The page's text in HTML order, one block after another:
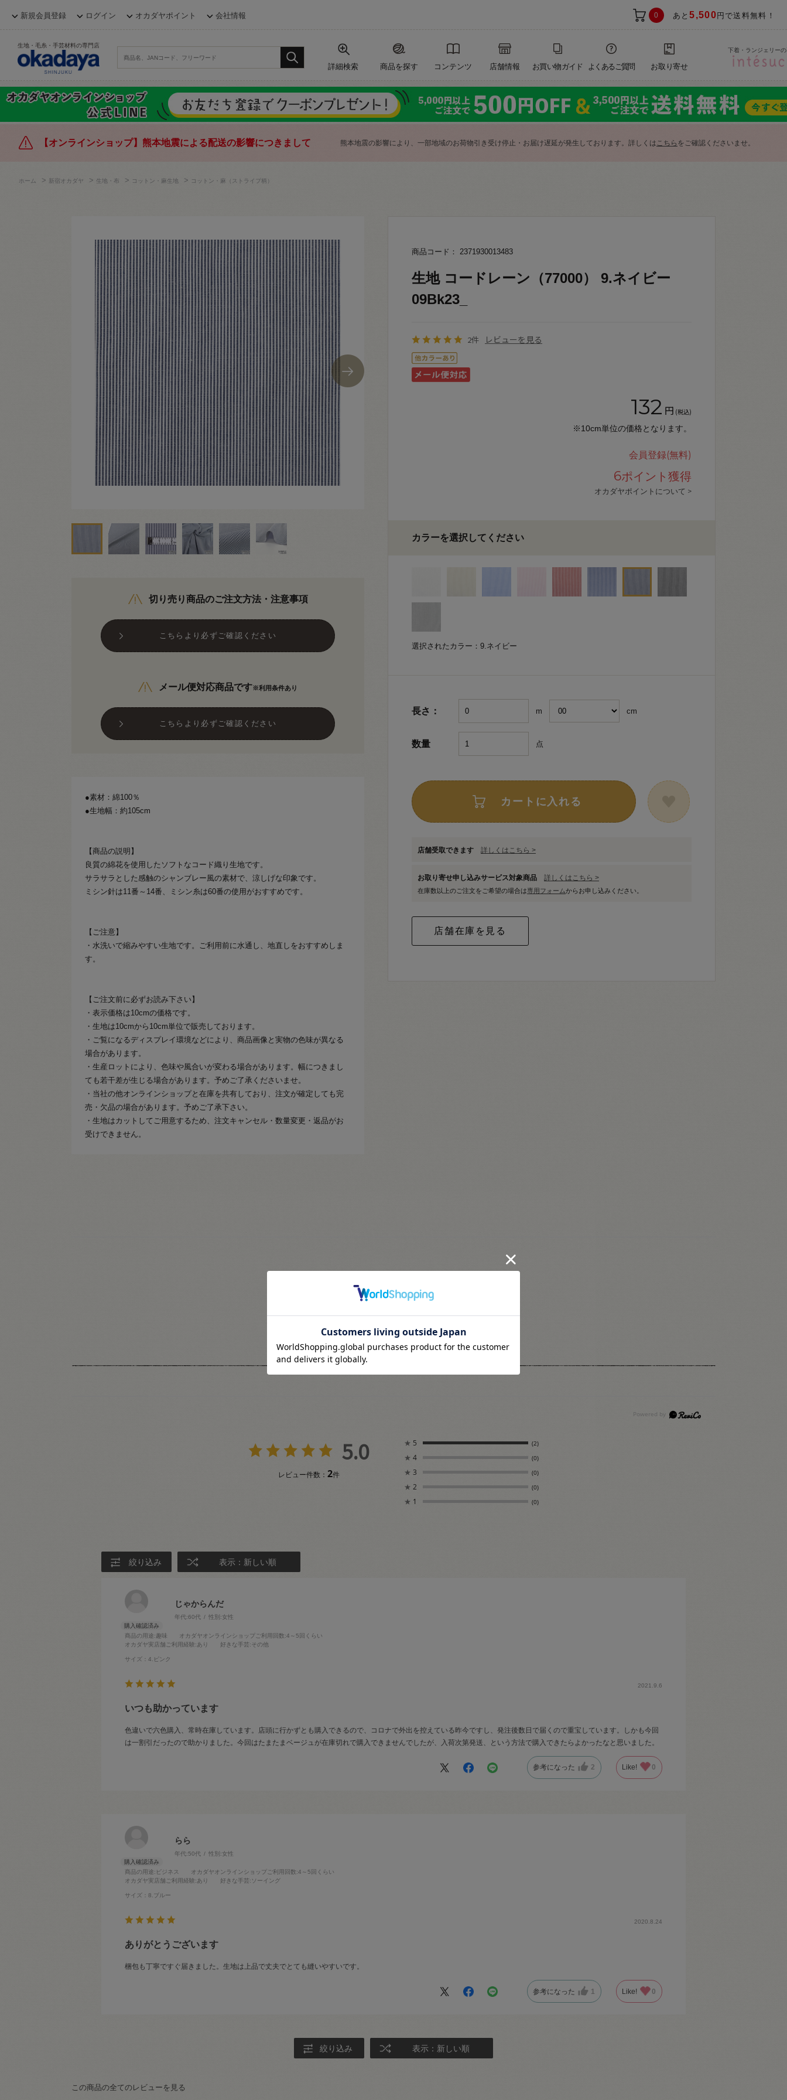
新規会員登録 ログイン オカダヤポイント 会社情報 0 あと5,500 円で送料無料！
生地・毛糸・手芸材料の専門店
詳細検索 商品を探す コンテンツ 店舗情報 お買い物ガイド よくあるご質問 お取り寄せ
下着・ランジェリー
【オンラインショップ】熊本地震による配送の影響につきまして 熊本地震の影響により、一部地域のお荷物引き受け停止・お届け遅延が発生しております。詳しくはこちら をご確認くださいませ。
ホーム > 新宿オカダヤ > 生地・布 > コットン・麻生地 > コットン・麻（ストライプ柄）
切り売り商品のご注文方法・注意事項
こちらより必ずご確認ください
メール便対応商品です※利用条件あり
こちらより必ずご確認ください
●素材：綿100％
●生地幅：約105cm
【商品の説明】
良質の綿花を使用したソフトなコード織り生地です。
サラサラとした感触のシャンブレー風の素材で、涼しげな印象です。
ミシン針は11番～14番、ミシン糸は60番の使用がおすすめです。
【ご注意】
・水洗いで縮みやすい生地です。ご利用前に水通し、地直しをおすすめしま
す。
【ご注文前に必ずお読み下さい】
・表示価格は10cmの価格です。
・生地は10cmから10cm単位で販売しております。
・ご覧になるディスプレイ環境などにより、商品画像と実物の色味が異なる
場合があります。
・生産ロットにより、色味や風合いが変わる場合があります。幅につきまし
ても若干差が生じる場合があります。予めご了承くださいませ。
・当社の他オンラインショップと在庫を共有しており、注文が確定しても完
売・欠品の場合があります。予めご了承下さい。
・生地はカットしてご用意するため、注文キャンセル・数量変更・返品がお
受けできません。
商品コード： 2371930013483
生地 コードレーン（77000） 9.ネイビー
09Bk23_
2件 レビューを見る
132 円 (税込)
※10cm単位の価格となります。
会員登録(無料)
6ポイント獲得
オカダヤポイントについて >
カラーを選択してください
選択されたカラー：9.ネイビー
長さ： m cm
数量 点
カートに入れる
店舗受取できます 詳しくはこちら >
お取り寄せ申し込みサービス対象商品 詳しくはこちら >
在庫数以上のご注文をご希望の場合は専用フォームからお申し込みください。
ユーザーレビュー
5.0
レビュー件数： 2件
★ 5 (2)
★ 4 (0)
★ 3 (0)
★ 2 (0)
★ 1 (0)
絞り込み 表示：新しい順
じゃからんだ
年代:60代 性別:女性
商品の用途:趣味 オカダヤオンラインショップご利用回数:4～5回くらい
オカダヤ実店舗ご利用経験:あり 好きな手芸:その他
サイズ：4.ピンク
2021.9.6
いつも助かっています
色違いで六色購入、常時在庫しています。店頭に行かずとも購入できるので、コロナで外出を控えている昨今ですし、発注後数日で届くので重宝しています。しかも今回
は一割引だったので助かりました。今回はたまたまベージュが在庫切れで購入できませんでしたが、入荷次第発送、という方法で購入できたらよかったなと思いました。
参考になった 2 Like! 0
らら
年代:50代 性別:女性
商品の用途:ビジネス オカダヤオンラインショップご利用回数:4～5回くらい
オカダヤ実店舗ご利用経験:あり 好きな手芸:ソーイング
サイズ：8.ブルー
2020.8.24
ありがとうございます
梱包も丁寧ですぐ届きました。生地は上品で丈夫でとても縫いやすいです。
参考になった 1 Like! 0
絞り込み 表示：新しい順
この商品の全てのレビューを見る